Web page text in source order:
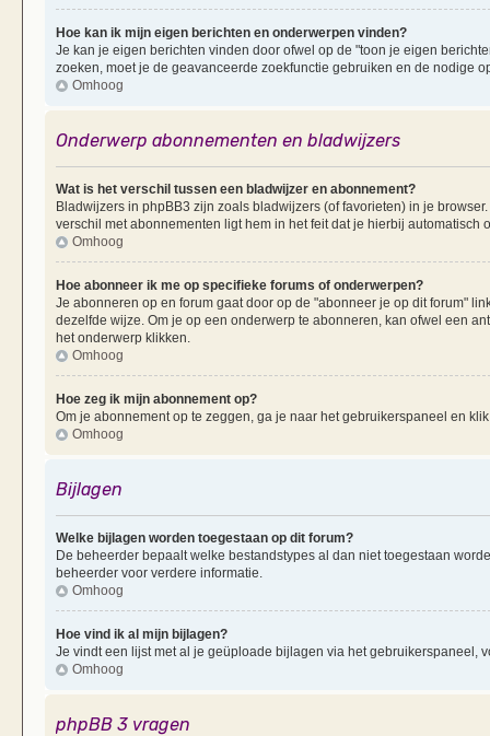
Hoe kan ik mijn eigen berichten en onderwerpen vinden?
Je kan je eigen berichten vinden door ofwel op de "toon je eigen
zoeken, moet je de geavanceerde zoekfunctie gebruiken en de nodige
Omhoog
Onderwerp abonnementen en bladwijzers
Wat is het verschil tussen een bladwijzer en abonnement?
Bladwijzers in phpBB3 zijn zoals bladwijzers (of favorieten) in je
verschil met abonnementen ligt hem in het feit dat je hierbij
Omhoog
Hoe abonneer ik me op specifieke forums of onderwerpen?
Je abonneren op en forum gaat door op de "abonneer je op dit forum"
dezelfde wijze. Om je op een onderwerp te abonneren, kan ofwel een
het onderwerp klikken.
Omhoog
Hoe zeg ik mijn abonnement op?
Om je abonnement op te zeggen, ga je naar het gebruikerspaneel en
Omhoog
Bijlagen
Welke bijlagen worden toegestaan op dit forum?
De beheerder bepaalt welke bestandstypes al dan niet toegestaan
beheerder voor verdere informatie.
Omhoog
Hoe vind ik al mijn bijlagen?
Je vindt een lijst met al je geüploade bijlagen via het gebruikerspaneel,
Omhoog
phpBB 3 vragen